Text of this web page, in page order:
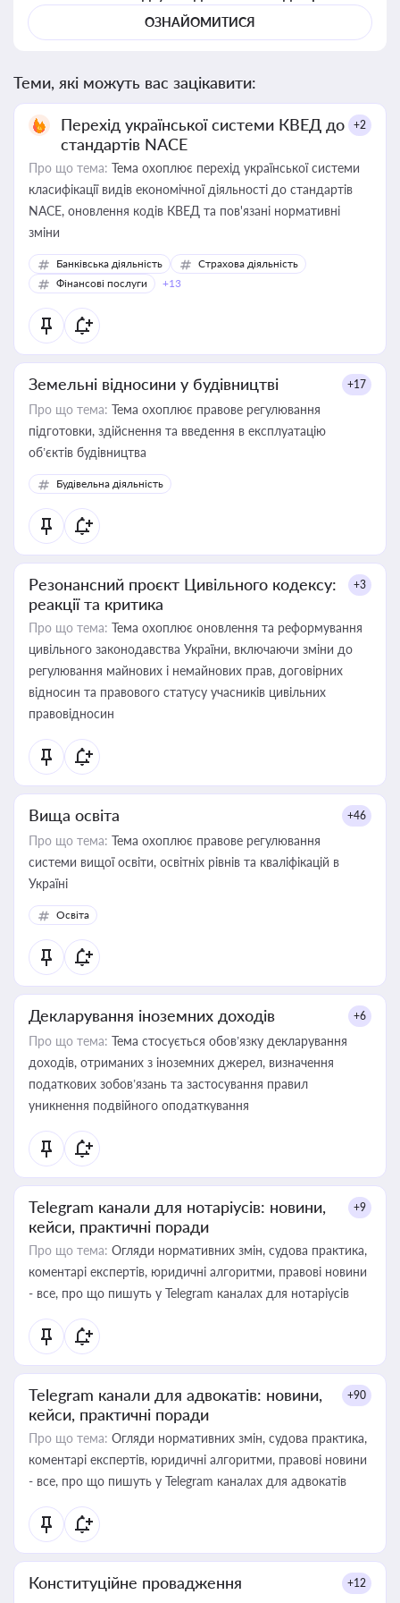
ОЗНАЙОМИТИСЯ
Теми, які можуть вас зацікавити:
Перехід української системи КВЕД до
стандартів NACE
+2
Про що тема: Тема охоплює перехід української системи
класифікації видів економічної діяльності до стандартів
NACE, оновлення кодів КВЕД та пов'язані нормативні
зміни
Банківська діяльність
Страхова діяльність
Фінансові послуги
+13
Земельні відносини у будівництві +17
Про що тема: Тема охоплює правове регулювання
підготовки, здійснення та введення в експлуатацію
об’єктів будівництва
Будівельна діяльність
Резонансний проєкт Цивільного кодексу:
реакції та критика
+3
Про що тема: Тема охоплює оновлення та реформування
цивільного законодавства України, включаючи зміни до
регулювання майнових і немайнових прав, договірних
відносин та правового статусу учасників цивільних
правовідносин
Вища освіта +46
Про що тема: Тема охоплює правове регулювання
системи вищої освіти, освітніх рівнів та кваліфікацій в
Україні
Освіта
Декларування іноземних доходів +6
Про що тема: Тема стосується обов’язку декларування
доходів, отриманих з іноземних джерел, визначення
податкових зобов’язань та застосування правил
уникнення подвійного оподаткування
Telegram канали для нотаріусів: новини,
кейси, практичні поради
+9
Про що тема: Огляди нормативних змін, судова практика,
коментарі експертів, юридичні алгоритми, правові новини
- все, про що пишуть у Telegram каналах для нотаріусів
Telegram канали для адвокатів: новини,
кейси, практичні поради
+90
Про що тема: Огляди нормативних змін, судова практика,
коментарі експертів, юридичні алгоритми, правові новини
- все, про що пишуть у Telegram каналах для адвокатів
Конституційне провадження +12